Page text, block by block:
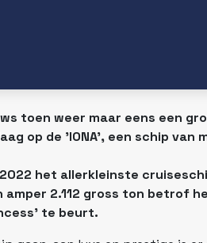
toen weer maar eens een
op de 'IONA', een schip
het allerkleinste
2.112 gross ton betrof
te beurt.